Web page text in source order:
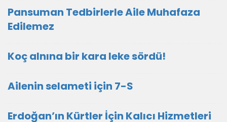
Pansuman Tedbirlerle Aile Muhafaza
Edilemez
Koç alnına bir kara leke sördü!
Ailenin selameti için 7-S
Erdoğan’ın Kürtler İçin Kalıcı Hizmetleri